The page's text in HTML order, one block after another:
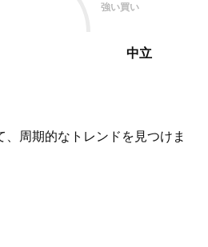
強い買い
中立
周期的なトレンドを見つけま